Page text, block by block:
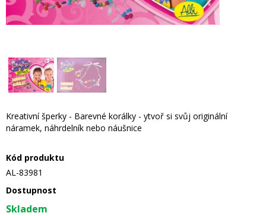
Kreativní šperky - Barevné korálky - ytvoř si svůj originální
náramek, náhrdelník nebo náušnice
Kód produktu
AL-83981
Dostupnost
Skladem